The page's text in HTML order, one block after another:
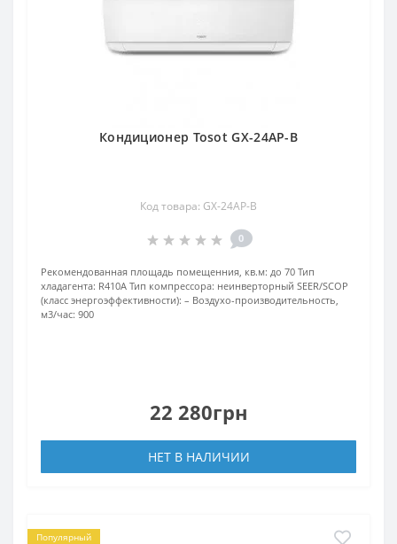
Кондиционер Tosot GX-24AP-B
Код товара: GX-24AP-B
0
Рекомендованная площадь помещенния, кв.м: до 70 Тип
хладагента: R410A Тип компрессора: неинверторный SEER/SCOP
(класс энергоэффективности): – Воздухо-производительность,
м3/час: 900
22 280грн
НЕТ В НАЛИЧИИ
Популярный